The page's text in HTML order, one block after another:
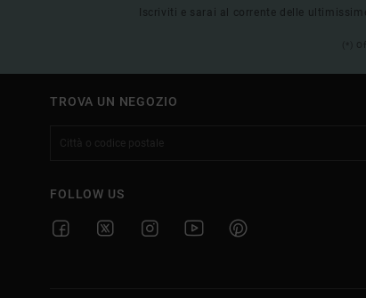
Iscriviti e sarai al corrente delle
(*)
TROVA UN NEGOZIO
FOLLOW US